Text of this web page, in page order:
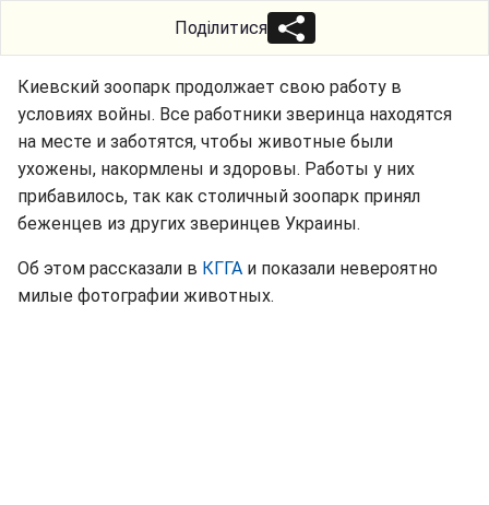
Поділитися
Киевский зоопарк продолжает свою работу в
условиях войны. Все работники зверинца находятся
на месте и заботятся, чтобы животные были
ухожены, накормлены и здоровы. Работы у них
прибавилось, так как столичный зоопарк принял
беженцев из других зверинцев Украины.
Об этом рассказали в КГГА и показали невероятно
милые фотографии животных.